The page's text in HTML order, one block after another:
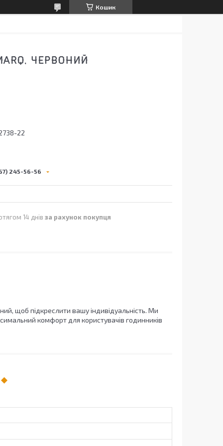
Кошик
ЧЕРВОНИЙ
22
245-56-56
14 днів за рахунок покупця
щоб підкреслити вашу індивідуальність. Ми
комфорт для користувачів годинників